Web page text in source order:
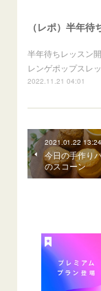
半年待ちレッスン
レンゲポップスレ
2022.11.21 04:01
2021.01.22 13:24
今日の手作り
のスコーン